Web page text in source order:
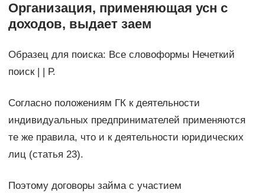
Организация, применяющая усн с
доходов, выдает заем
Образец для поиска: Все словоформы Нечеткий
поиск | | Р.
Согласно положениям ГК к деятельности
индивидуальных предпринимателей применяются
те же правила, что и к деятельности юридических
лиц (статья 23).
Поэтому договоры займа с участием